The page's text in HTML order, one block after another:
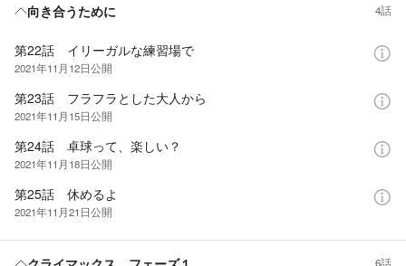
向き合うために 4話
第22話 イリーガルな練習場で
2021年11月12日公開
第23話 フラフラとした大人から
2021年11月15日公開
第24話 卓球って、楽しい？
2021年11月18日公開
第25話 休めるよ
2021年11月21日公開
6話